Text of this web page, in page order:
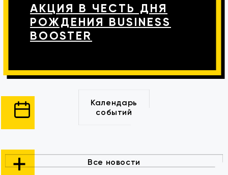
Календарь
событий
АКЦИЯ В ЧЕСТЬ ДНЯ
РОЖДЕНИЯ BUSINESS
BOOSTER
Все новости